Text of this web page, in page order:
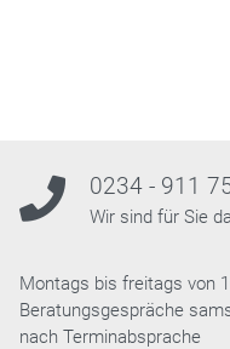
0234 - 911
Wir sind für Sie
Montags bis freitags von
Beratungsgespräche
nach Terminabsprache